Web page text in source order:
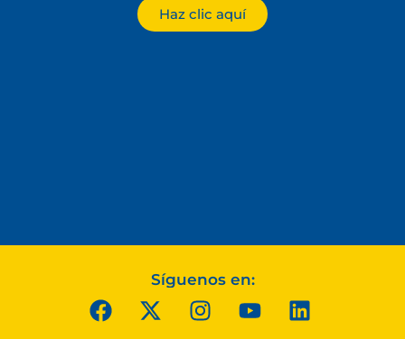
Haz clic aquí
Síguenos en: